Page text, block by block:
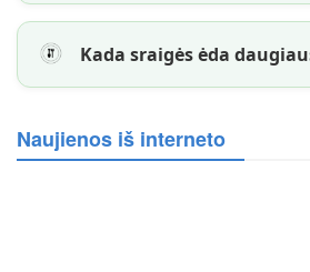
Kada sraigės ėda
Naujienos iš interneto